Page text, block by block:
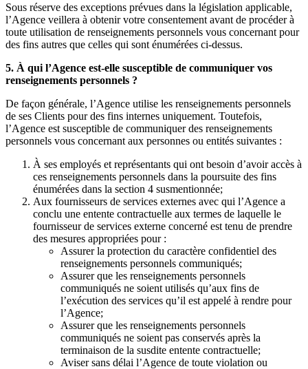
Sous réserve des exceptions prévues dans la législation applicable,
l’Agence veillera à obtenir votre consentement avant de procéder à
toute utilisation de renseignements personnels vous concernant pour
des fins autres que celles qui sont énumérées ci-dessus.
5. À qui l’Agence est-elle susceptible de communiquer vos
renseignements personnels ?
De façon générale, l’Agence utilise les renseignements personnels
de ses Clients pour des fins internes uniquement. Toutefois,
l’Agence est susceptible de communiquer des renseignements
personnels vous concernant aux personnes ou entités suivantes :
À ses employés et représentants qui ont besoin d’avoir accès à
ces renseignements personnels dans la poursuite des fins
énumérées dans la section 4 susmentionnée;
Aux fournisseurs de services externes avec qui l’Agence a
conclu une entente contractuelle aux termes de laquelle le
fournisseur de services externe concerné est tenu de prendre
des mesures appropriées pour :
Assurer la protection du caractère confidentiel des
renseignements personnels communiqués;
Assurer que les renseignements personnels
communiqués ne soient utilisés qu’aux fins de
l’exécution des services qu’il est appelé à rendre pour
l’Agence;
Assurer que les renseignements personnels
communiqués ne soient pas conservés après la
terminaison de la susdite entente contractuelle;
Aviser sans délai l’Agence de toute violation ou